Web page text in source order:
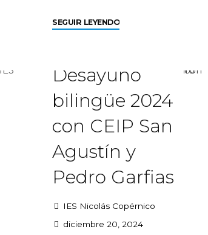
SEGUIR LEYENDO
Desayuno
bilingüe 2024
con CEIP San
Agustín y
Pedro Garfias
IES Nicolás Copérnico
diciembre 20, 2024